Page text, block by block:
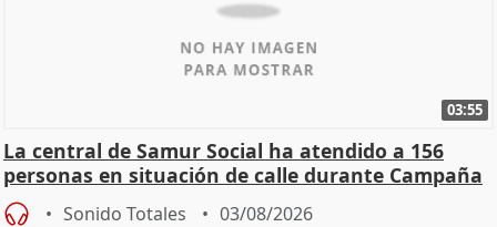
03:55
La central de Samur Social ha atendido a 156
personas en situación de calle durante Campaña
de Calor
Sonido Totales 03/08/2026